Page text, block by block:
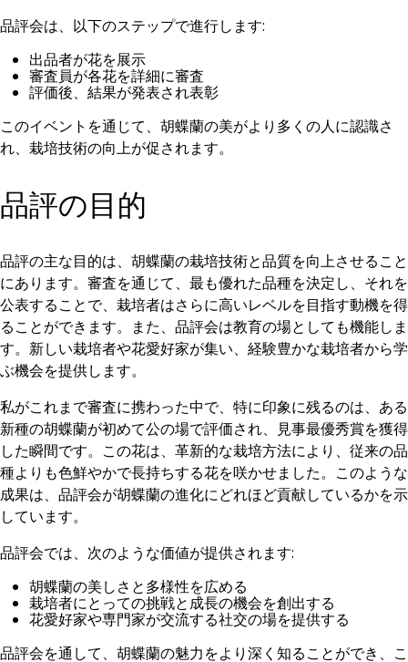
品評会は、以下のステップで進行します:
出品者が花を展示
審査員が各花を詳細に審査
評価後、結果が発表され表彰
このイベントを通じて、胡蝶蘭の美がより多くの人に認識さ
れ、栽培技術の向上が促されます。
品評の目的
品評の主な目的は、胡蝶蘭の栽培技術と品質を向上させること
にあります。審査を通じて、最も優れた品種を決定し、それを
公表することで、栽培者はさらに高いレベルを目指す動機を得
ることができます。また、品評会は教育の場としても機能しま
す。新しい栽培者や花愛好家が集い、経験豊かな栽培者から学
ぶ機会を提供します。
私がこれまで審査に携わった中で、特に印象に残るのは、ある
新種の胡蝶蘭が初めて公の場で評価され、見事最優秀賞を獲得
した瞬間です。この花は、革新的な栽培方法により、従来の品
種よりも色鮮やかで長持ちする花を咲かせました。このような
成果は、品評会が胡蝶蘭の進化にどれほど貢献しているかを示
しています。
品評会では、次のような価値が提供されます:
胡蝶蘭の美しさと多様性を広める
栽培者にとっての挑戦と成長の機会を創出する
花愛好家や専門家が交流する社交の場を提供する
品評会を通して、胡蝶蘭の魅力をより深く知ることができ、こ